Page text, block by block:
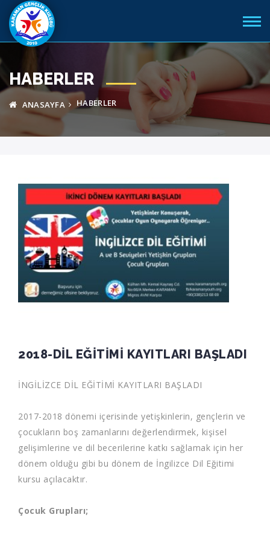
HABERLER
ANASAYFA HABERLER
2018-DİL EĞİTİMİ KAYITLARI BAŞLADI
İNGİLİZCE DİL EĞİTİMİ KAYITLARI BAŞLADI
2017-2018 dönemi içerisinde yetişkinlerin, gençlerin ve
çocukların boş zamanlarını değerlendirmek, kişisel
gelişimlerine ve dil becerilerine katkı sağlamak için her
dönem olduğu gibi bu dönem de İngilizce Dil Eğitimi
kursu açılacaktır.
Çocuk Grupları;